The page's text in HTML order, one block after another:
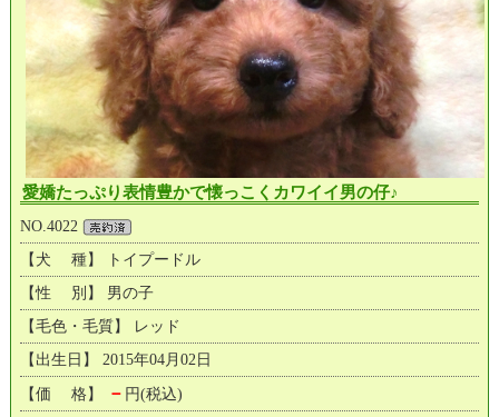
愛嬌たっぷり表情豊かで懐っこくカワイイ男の仔♪
NO.4022
【犬 種】 トイプードル
【性 別】 男の子
【毛色・毛質】 レッド
【出生日】 2015年04月02日
【価 格】 － 円(税込)